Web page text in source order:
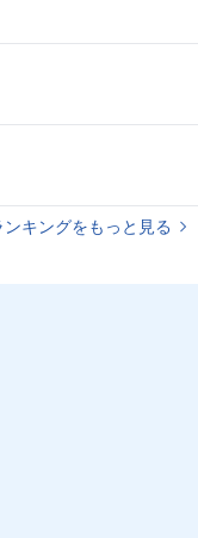
キングをもっと見る